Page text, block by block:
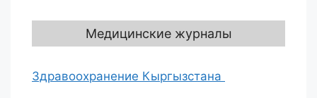
Медицинские журналы
Здравоохранение Кыргызстана